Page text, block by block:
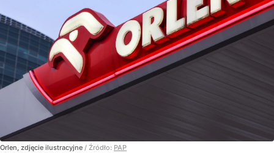
Orlen, zdjęcie ilustracyjne / Źródło: PAP